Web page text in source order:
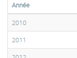
Année
2010
2011